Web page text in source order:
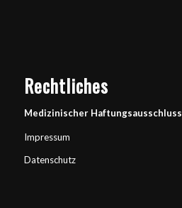
Rechtliches
Medizinischer Haftungsausschluss
Impressum
Datenschutz